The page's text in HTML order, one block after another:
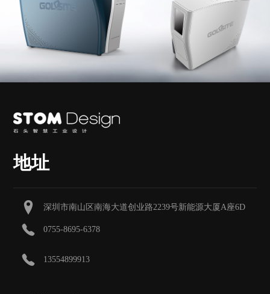
地址
深圳市南山区南海大道创业路2239号新能源大厦A座6D
0755-8695-6378
13554899913